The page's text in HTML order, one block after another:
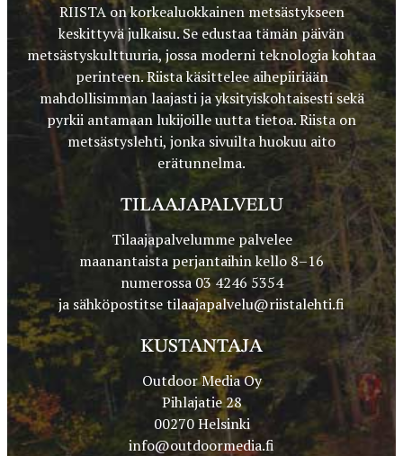
RIISTA on korkealuokkainen metsästykseen
keskittyvä julkaisu. Se edustaa tämän päivän
metsästyskulttuuria, jossa moderni teknologia kohtaa
perinteen. Riista käsittelee aihepiiriään
mahdollisimman laajasti ja yksityiskohtaisesti sekä
pyrkii antamaan lukijoille uutta tietoa. Riista on
metsästyslehti, jonka sivuilta huokuu aito
erätunnelma.
TILAAJAPALVELU
Tilaajapalvelumme palvelee
maanantaista perjantaihin kello 8–16
numerossa 03 4246 5354
ja sähköpostitsetilaajapalvelu@riistalehti.fi
KUSTANTAJA
Outdoor Media Oy
Pihlajatie 28
00270 Helsinki
info@outdoormedia.fi